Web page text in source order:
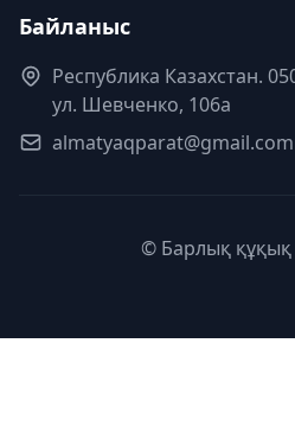
Байланыс
Республика Казахстан.
ул. Шевченко, 106а
almatyaqparat@gmail.com
© Барлық құқық